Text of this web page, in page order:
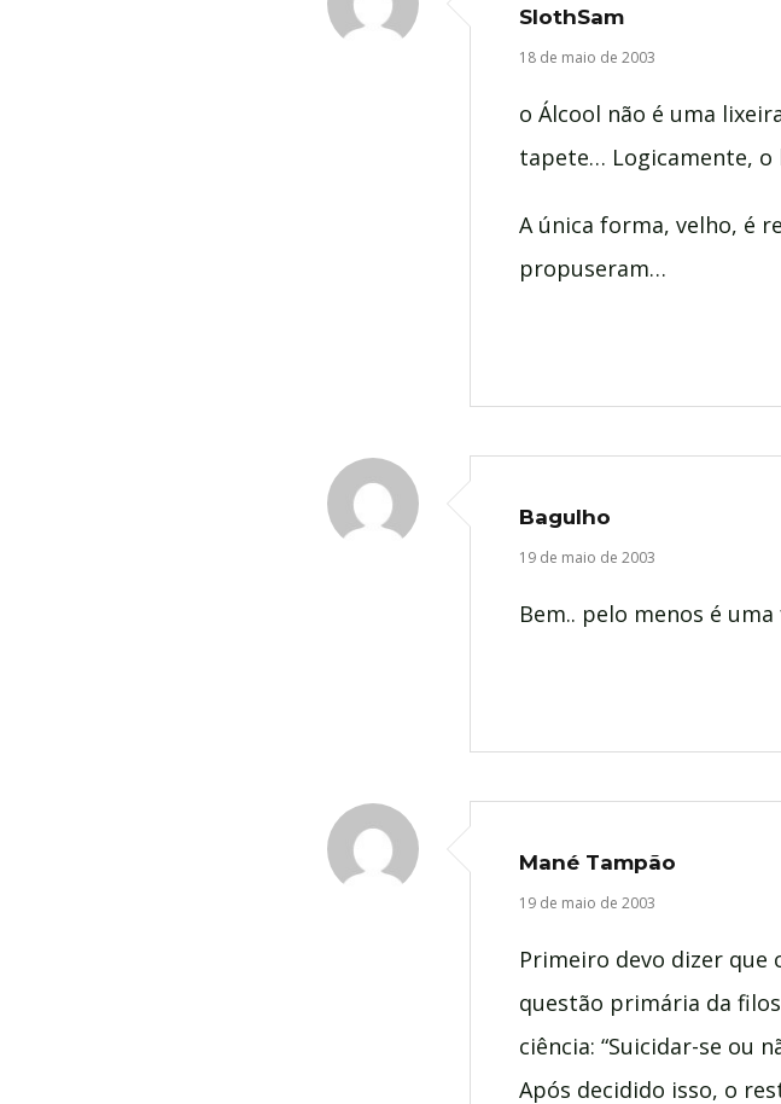
SlothSam
18 de maio de 2003
o Álcool não é uma
tapete… Logicamente, o
A única forma, velho, é
propuseram…
Bagulho
19 de maio de 2003
Bem.. pelo menos é
Mané Tampão
19 de maio de 2003
Primeiro devo dizer que
questão primária da
ciência: “Suicidar-se ou
Após decidido isso, o